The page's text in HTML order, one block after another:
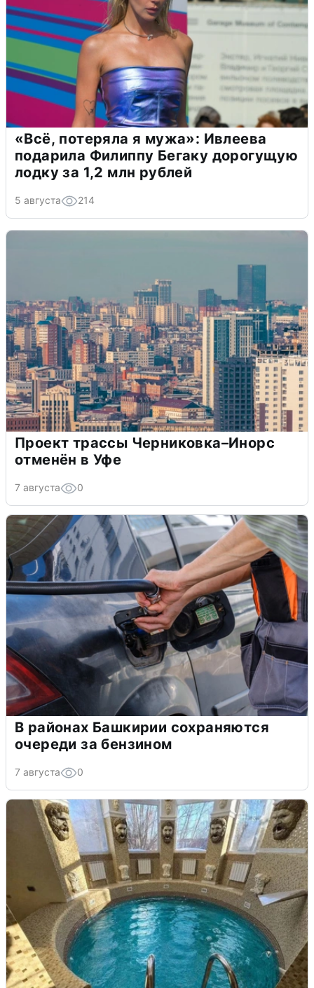
«Всё, потеряла я мужа»: Ивлеева
подарила Филиппу Бегаку дорогущую
лодку за 1,2 млн рублей
5 августа 214
Проект трассы Черниковка–Инорс
отменён в Уфе
7 августа 0
В районах Башкирии сохраняются
очереди за бензином
7 августа 0